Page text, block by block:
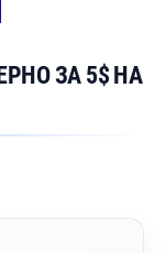
ЗА 5$ НА